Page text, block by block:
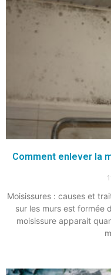
Comment enlever la
Moisissures : causes et
sur les murs est formée
moisissure apparait